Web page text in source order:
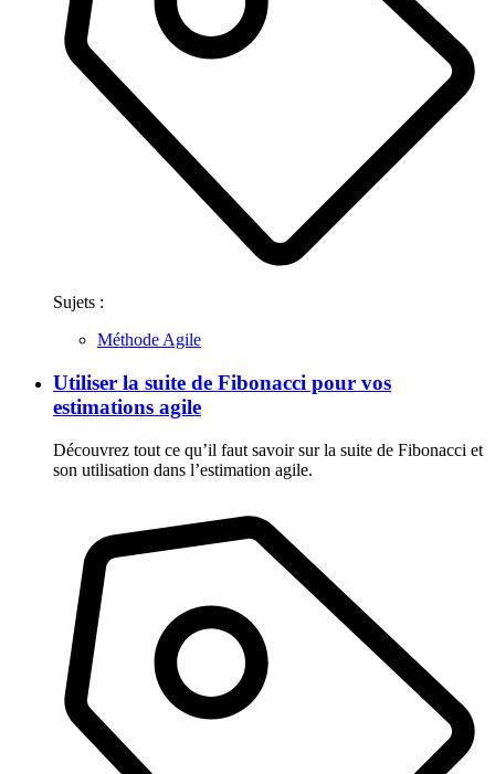
Sujets :
Méthode Agile
Utiliser la suite de Fibonacci pour vos
estimations agile
Découvrez tout ce qu’il faut savoir sur la suite de Fibonacci et
son utilisation dans l’estimation agile.